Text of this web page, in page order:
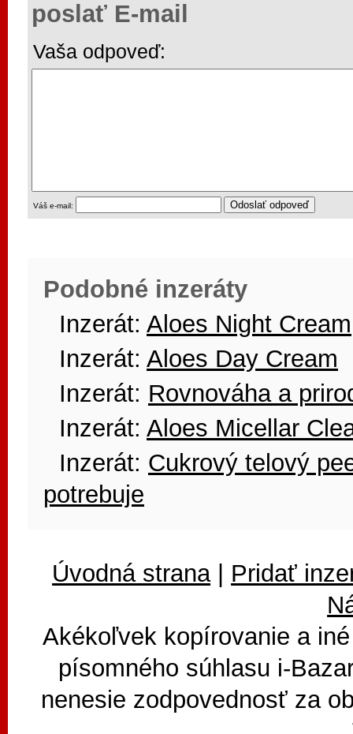
poslať E-mail
Vaša odpoveď:
Váš e-mail:
Podobné inzeráty
Inzerát: Aloes Night Cream
Inzerát: Aloes Day Cream
Inzerát: Rovnováha a
Inzerát: Aloes Micellar
Inzerát: Cukrový telový
potrebuje
Úvodná strana| Pridať
Akékoľvek kopírovanie a
písomného súhlasu i-
nenesie zodpovednosť za